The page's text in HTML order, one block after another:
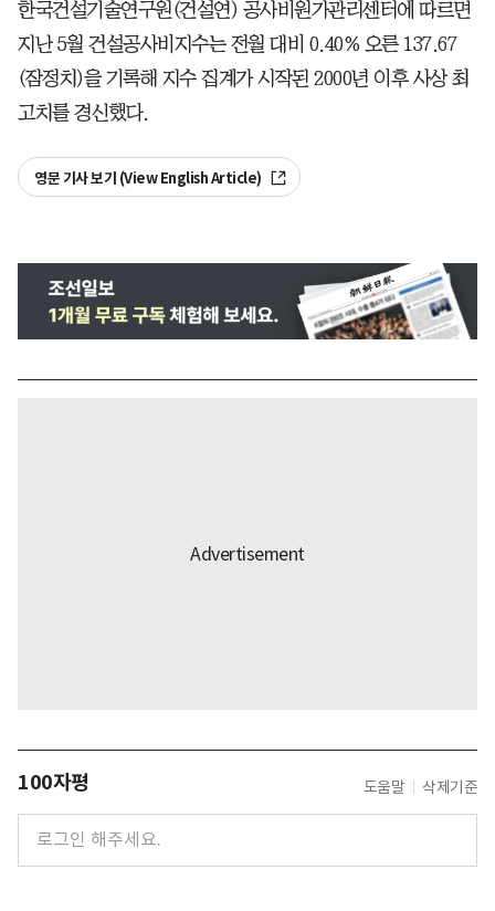
한국건설기술연구원(건설연) 공사비원가관리센터에 따르면
지난 5월 건설공사비지수는 전월 대비 0.40% 오른 137.67
(잠정치)을 기록해 지수 집계가 시작된 2000년 이후 사상 최
고치를 경신했다.
영문 기사 보기 (View English Article)
100자평 도움말 삭제기준